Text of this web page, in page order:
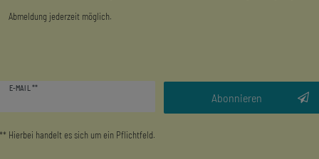
Abmeldung jederzeit möglich.
E-MAIL **
Abonnieren
** Hierbei handelt es sich um ein Pflichtfeld.